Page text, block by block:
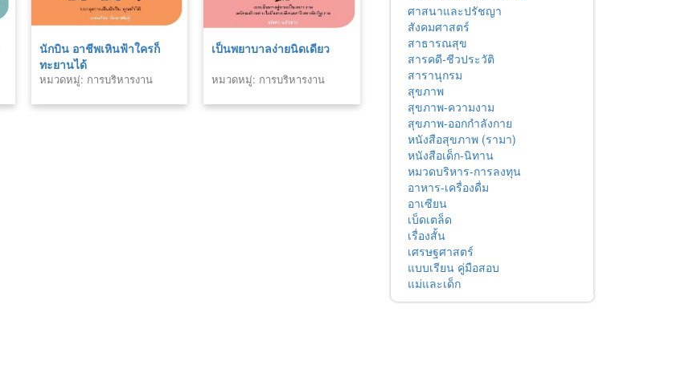
นักบิน อาชีพเหินฟ้าใครก็
ทะยานได้
หมวดหมู่: การบริหารงาน
เป็นพยาบาลง่ายนิดเดียว
หมวดหมู่: การบริหารงาน
ศาสนาและปรัชญา
สังคมศาสตร์
สาธารณสุข
สารคดี-ชีวประวัติ
สารานุกรม
สุขภาพ
สุขภาพ-ความงาม
สุขภาพ-ออกกำลังกาย
หนังสือสุขภาพ (รามา)
หนังสือเด็ก-นิทาน
หมวดบริหาร-การลงทุน
อาหาร-เครื่องดื่ม
อาเซียน
เบ็ดเตล็ด
เรื่องสั้น
เศรษฐศาสตร์
แบบเรียน คู่มือสอบ
แม่และเด็ก